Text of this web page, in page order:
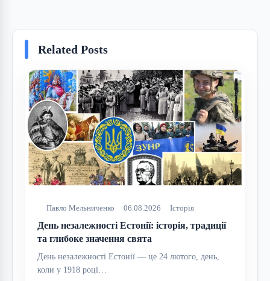
Related Posts
Павло Мельниченко 06.08.2026 Історія
День незалежності Естонії: історія, традиції
та глибоке значення свята
День незалежності Естонії — це 24 лютого, день,
коли у 1918 році…